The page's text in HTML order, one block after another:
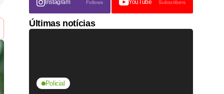
Instagram Follows YouTube Subscribers
Últimas notícias
Policial